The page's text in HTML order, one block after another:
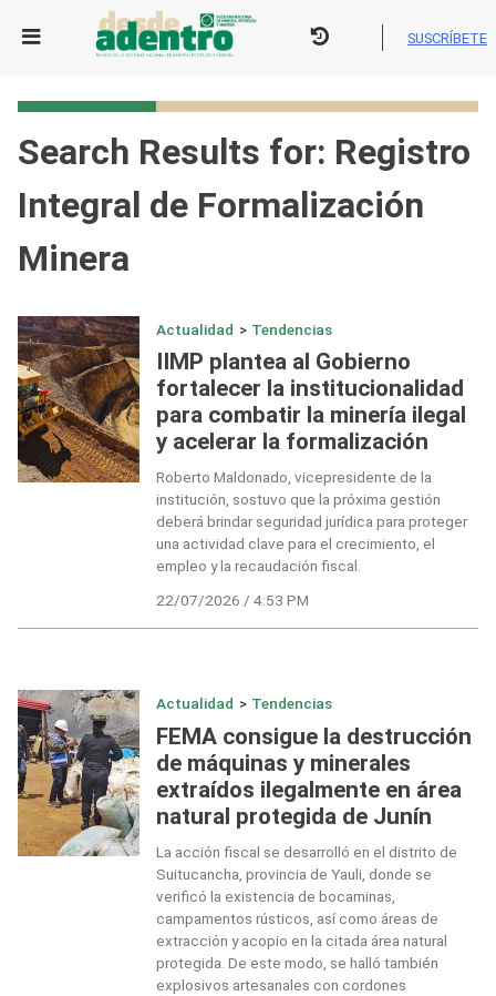
SUSCRÍBETE
Search Results for: Registro
Integral de Formalización
Minera
Actualidad > Tendencias
IIMP plantea al Gobierno
fortalecer la institucionalidad
para combatir la minería ilegal
y acelerar la formalización
Roberto Maldonado, vicepresidente de la
institución, sostuvo que la próxima gestión
deberá brindar seguridad jurídica para proteger
una actividad clave para el crecimiento, el
empleo y la recaudación fiscal.
22/07/2026 / 4:53 PM
Actualidad > Tendencias
FEMA consigue la destrucción
de máquinas y minerales
extraídos ilegalmente en área
natural protegida de Junín
La acción fiscal se desarrolló en el distrito de
Suitucancha, provincia de Yauli, donde se
verificó la existencia de bocaminas,
campamentos rústicos, así como áreas de
extracción y acopio en la citada área natural
protegida. De este modo, se halló también
explosivos artesanales con cordones